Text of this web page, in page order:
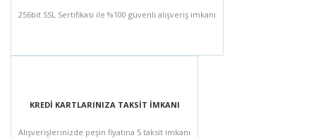
256bit SSL Sertifikası ile %100 güvenli alışveriş imkanı
KREDİ KARTLARINIZA TAKSİT İMKANI
Alışverişlerinizde peşin fiyatına 5 taksit imkanı